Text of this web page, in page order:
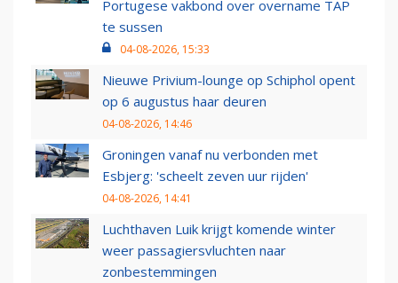
Portugese vakbond over overname TAP
te sussen
04-08-2026, 15:33
Nieuwe Privium-lounge op Schiphol opent
op 6 augustus haar deuren
04-08-2026, 14:46
Groningen vanaf nu verbonden met
Esbjerg: 'scheelt zeven uur rijden'
04-08-2026, 14:41
Luchthaven Luik krijgt komende winter
weer passagiersvluchten naar
zonbestemmingen